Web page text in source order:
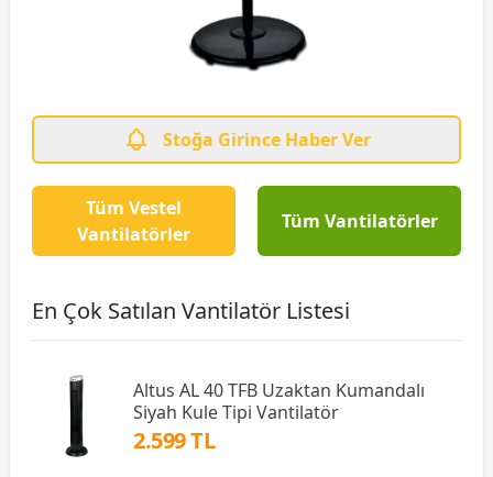
Stoğa Girince Haber Ver
Tüm Vestel
Vantilatörler
Tüm Vantilatörler
En Çok Satılan Vantilatör Listesi
Altus AL 40 TFB Uzaktan Kumandalı
Siyah Kule Tipi Vantilatör
2.599 TL